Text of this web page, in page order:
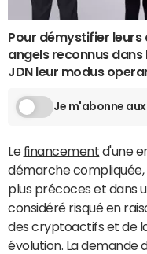
Pour démystifier
angels reconnus
JDN leur modus
Je m'abonne
Le financement d'une
démarche compliquée,
plus précoces et dans
considéré risqué en
des cryptoactifs et de
évolution. La demande